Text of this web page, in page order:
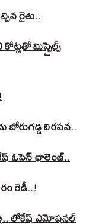
రైతు..
కోట్లతో మిస్సైల్స్
బోరుగడ్డ నిరసన..
ఓపెన్ ఛాలెంజ్..
రెడీ..!
లోకేష్‌ ఎమోషనల్